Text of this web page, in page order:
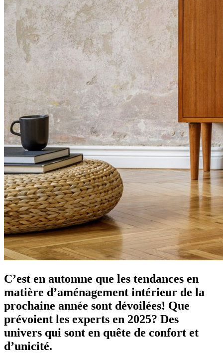
C’est en automne que les tendances en
matière d’aménagement intérieur de la
prochaine année sont dévoilées! Que
prévoient les experts en 2025? Des
univers qui sont en quête de confort et
d’unicité.